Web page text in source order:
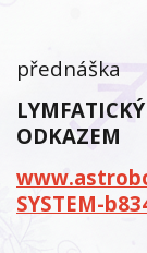
přednáška
ODKAZEM
SYSTEM-